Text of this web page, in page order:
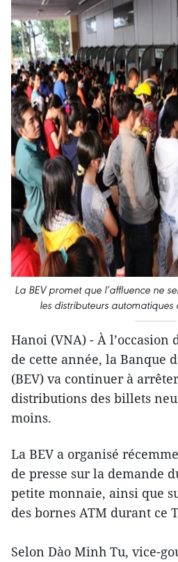
La BEV promet que l’affluence ne
les distributeurs automatiques
Hanoi (VNA) - À
de cette année, la Banque
(BEV) va continuer à
distributions des billets
moins.
La BEV a organisé
de presse sur la demande
petite monnaie, ainsi que
des bornes ATM durant ce
Selon Dào Minh Tu, vice-